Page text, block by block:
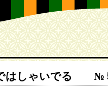
ではしゃいでる №